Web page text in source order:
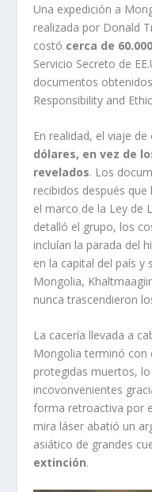
Una expedición a
realizada por Donald
costó cerca de
Servicio Secreto de
documentos
Responsibility and
En realidad, el viaje de
dólares, en vez de
revelados. Los
recibidos después
el marco de la Ley de
detalló el grupo, los
incluían la parada del
en la capital del país y
Mongolia,
nunca trascendieron
La cacería llevada a
Mongolia terminó con
protegidas muertos,
incovonvenientes
forma retroactiva por
mira láser abatió un
asiático de grandes
extinción.